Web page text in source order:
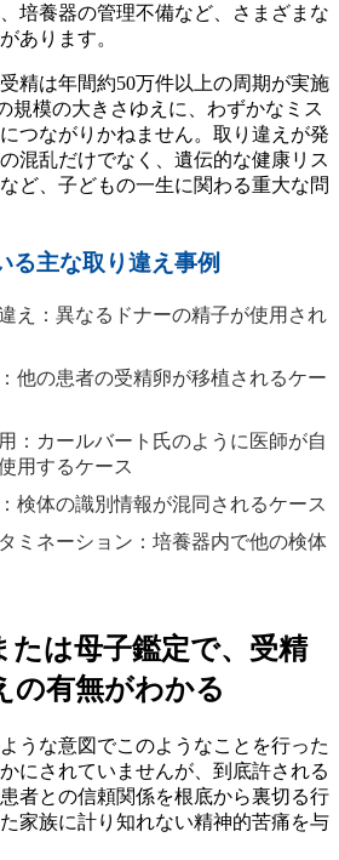
培養器の管理不備など、さまざまな
あります。
精は年間約50万件以上の周期が実施
規模の大きさゆえに、わずかなミス
つながりかねません。取り違えが発
混乱だけでなく、遺伝的な健康リス
ど、子どもの一生に関わる重大な問
る主な取り違え事例
え：異なるドナーの精子が使用され
他の患者の受精卵が移植されるケー
：カールバート氏のように医師が自
用するケース
検体の識別情報が混同されるケース
ミネーション：培養器内で他の検体
たは母子鑑定で、受精
の有無がわかる
うな意図でこのようなことを行った
にされていませんが、到底許される
者との信頼関係を根底から裏切る行
家族に計り知れない精神的苦痛を与